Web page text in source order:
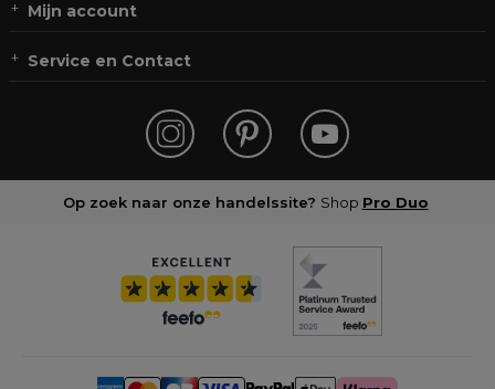
Mijn account
Service en Contact
Op zoek naar onze handelssite? Shop Pro Duo